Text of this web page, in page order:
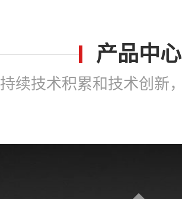
产品中心
持续技术积累和技术创新